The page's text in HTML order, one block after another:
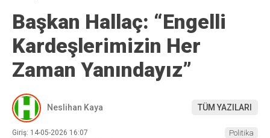
Başkan Hallaç: “Engelli
Kardeşlerimizin Her
Zaman Yanındayız”
Neslihan Kaya TÜM YAZILARI
Giriş: 14-05-2026 16:07
Politika